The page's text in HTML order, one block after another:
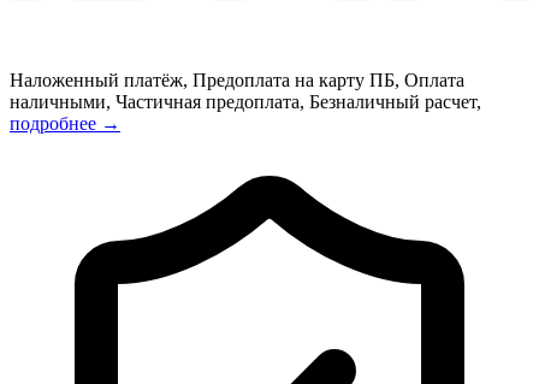
Наложенный платёж, Предоплата на карту ПБ, Оплата
наличными, Частичная предоплата, Безналичный расчет,
подробнее →